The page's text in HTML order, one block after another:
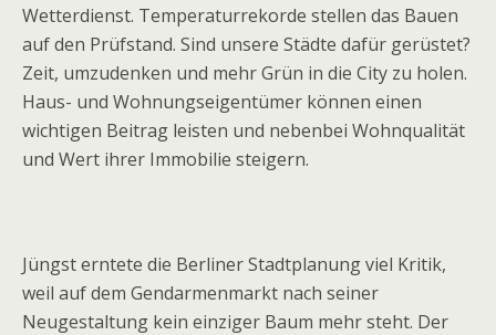
Wetterdienst. Temperaturrekorde stellen das Bauen
auf den Prüfstand. Sind unsere Städte dafür gerüstet?
Zeit, umzudenken und mehr Grün in die City zu holen.
Haus- und Wohnungseigentümer können einen
wichtigen Beitrag leisten und nebenbei Wohnqualität
und Wert ihrer Immobilie steigern.
Jüngst erntete die Berliner Stadtplanung viel Kritik,
weil auf dem Gendarmenmarkt nach seiner
Neugestaltung kein einziger Baum mehr steht. Der